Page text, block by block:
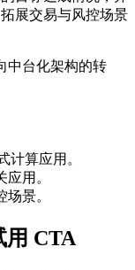
展交易与风控场景
中台化架构的转
计算应用。
用。
景。
用 CTA